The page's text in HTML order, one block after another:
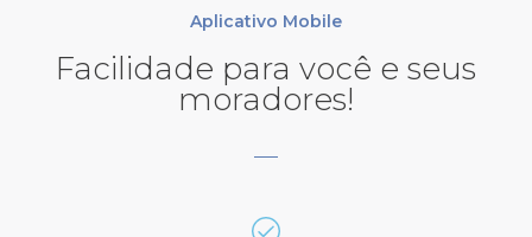
Aplicativo Mobile
Facilidade para você e seus
moradores!